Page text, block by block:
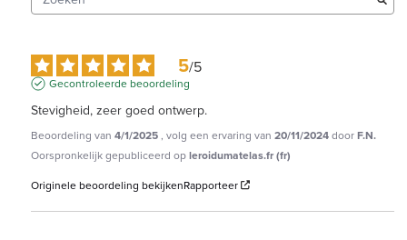
5/5
Gecontroleerde beoordeling
Stevigheid, zeer goed ontwerp.
Beoordeling van 4/1/2025, volg een ervaring van 20/11/2024doorF.N.
Oorspronkelijk gepubliceerd opleroidumatelas.fr (fr)
Originele beoordeling bekijkenRapporteer